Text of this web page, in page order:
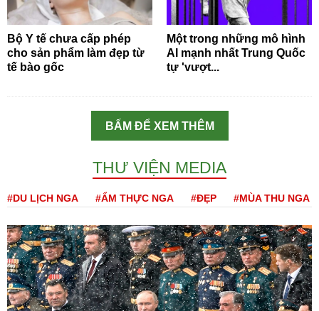
Bộ Y tế chưa cấp phép
cho sản phẩm làm đẹp từ
tế bào gốc
Một trong những mô hình
AI mạnh nhất Trung Quốc
tự 'vượt...
BẤM ĐỂ XEM THÊM
THƯ VIỆN MEDIA
#DU LỊCH NGA #ẨM THỰC NGA #ĐẸP #MÙA THU NGA